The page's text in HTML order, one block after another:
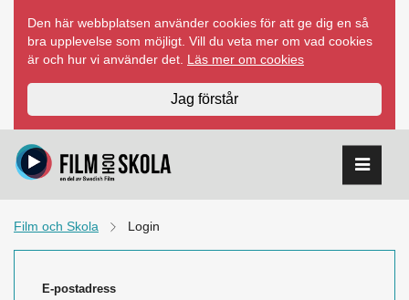
innehåll
Den här webbplatsen använder cookies för att ge dig en så
bra upplevelse som möjligt. Vill du veta mer om vad cookies
är och hur vi använder det. Läs mer om cookies
Jag förstår
Film och Skola Login
E-postadress